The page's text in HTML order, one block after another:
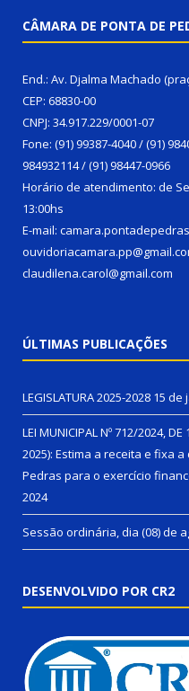
CÂMARA DE PONTA DE
End.: Av. Djalma Machado
CEP: 68830-00
CNPJ: 34.917.229/0001-07
Fone: (91) 99387-4040 / (91)
984932114 / (91) 98447-0966
Horário de atendimento: de
13:00hs
E-mail:
claudilena.carol@gmail.com
ÚLTIMAS PUBLICAÇÕES
LEGISLATURA 2025-2028 15 de
LEI MUNICIPAL Nº 712/2024,
2025): Estima a receita e fixa
Pedras para o exercício
2024
Sessão ordinária, dia (08) de
DESENVOLVIDO POR CR2